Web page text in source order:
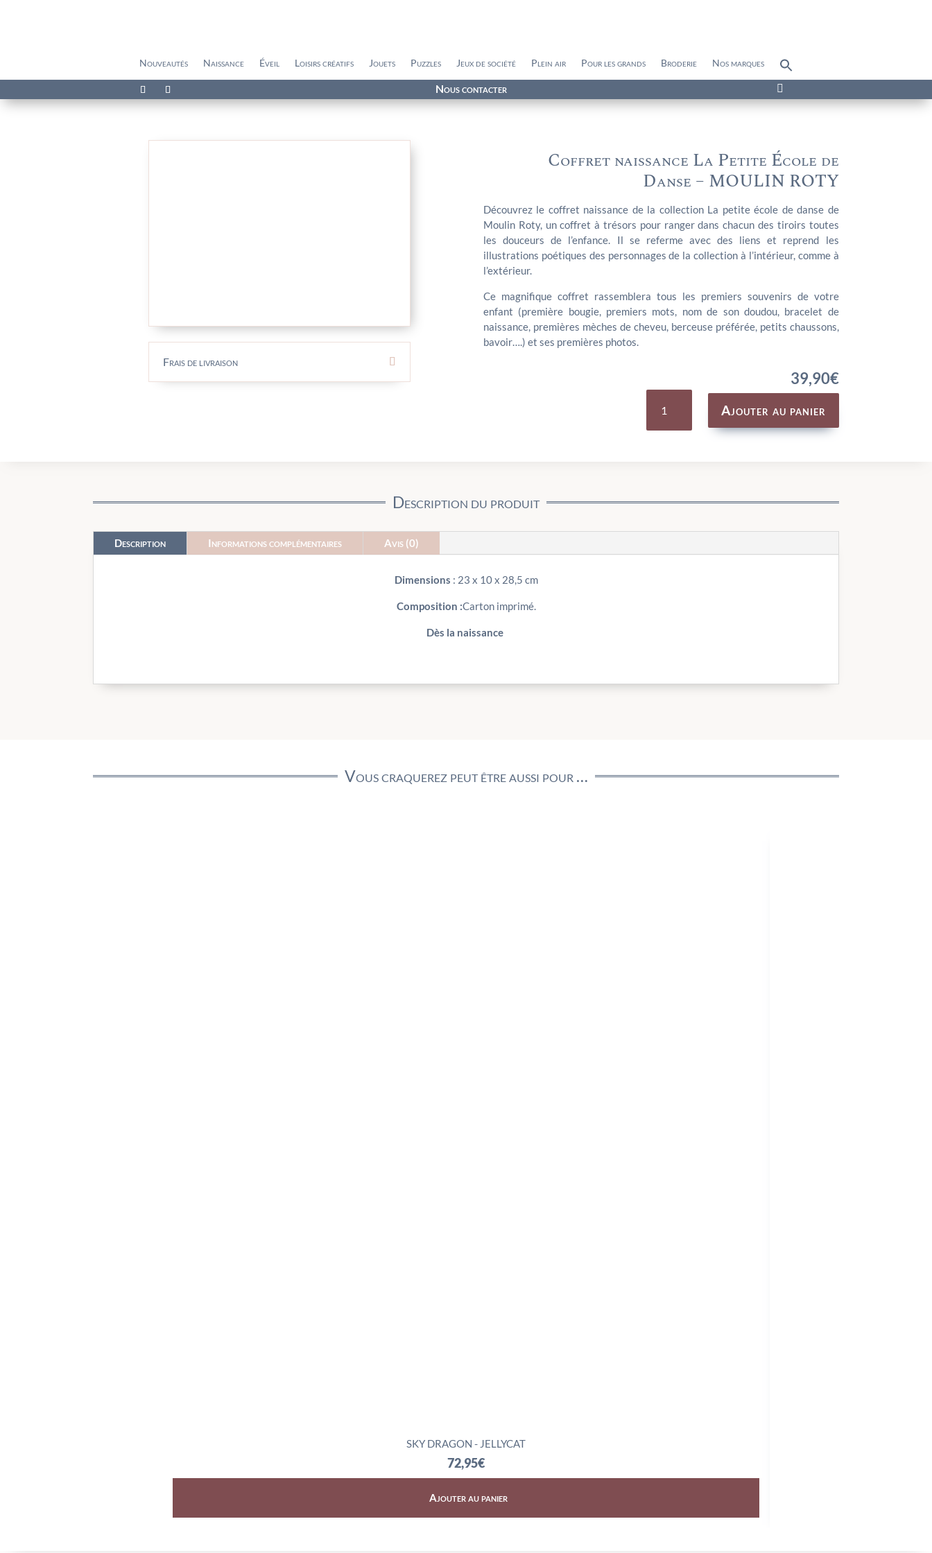
Nouveautés Naissance Éveil Loisirs créatifs Jouets Puzzles Jeux de société Plein air Pour les grands Broderie Nos marques
for:
Nous contacter 
Frais de livraison
Coffret naissance La Petite École de
Danse – MOULIN ROTY
Découvrez le coffret naissance de la collection La petite école de danse de
Moulin Roty, un coffret à trésors pour ranger dans chacun des tiroirs toutes
les douceurs de l’enfance. Il se referme avec des liens et reprend les
illustrations poétiques des personnages de la collection à l’intérieur, comme à
l’extérieur.
Ce magnifique coffret rassemblera tous les premiers souvenirs de votre
enfant (première bougie, premiers mots, nom de son doudou, bracelet de
naissance, premières mèches de cheveu, berceuse préférée, petits chaussons,
bavoir….) et ses premières photos.
39,90€
quantité
Coffret
La
ROTY
Ajouter au panier
Description du produit
Description Informations complémentaires Avis (0)
Dimensions : 23 x 10 x 28,5 cm
Composition :Carton imprimé.
Dès la naissance
Vous craquerez peut être aussi pour …
SKY DRAGON - JELLYCAT
72,95€
Ajouter au panier